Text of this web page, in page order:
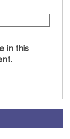
in this